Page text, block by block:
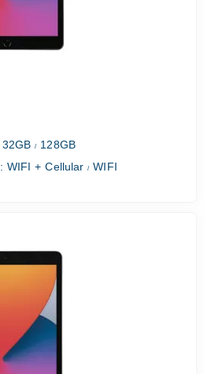
32GB/ 128GB
: WIFI + Cellular/ WIFI